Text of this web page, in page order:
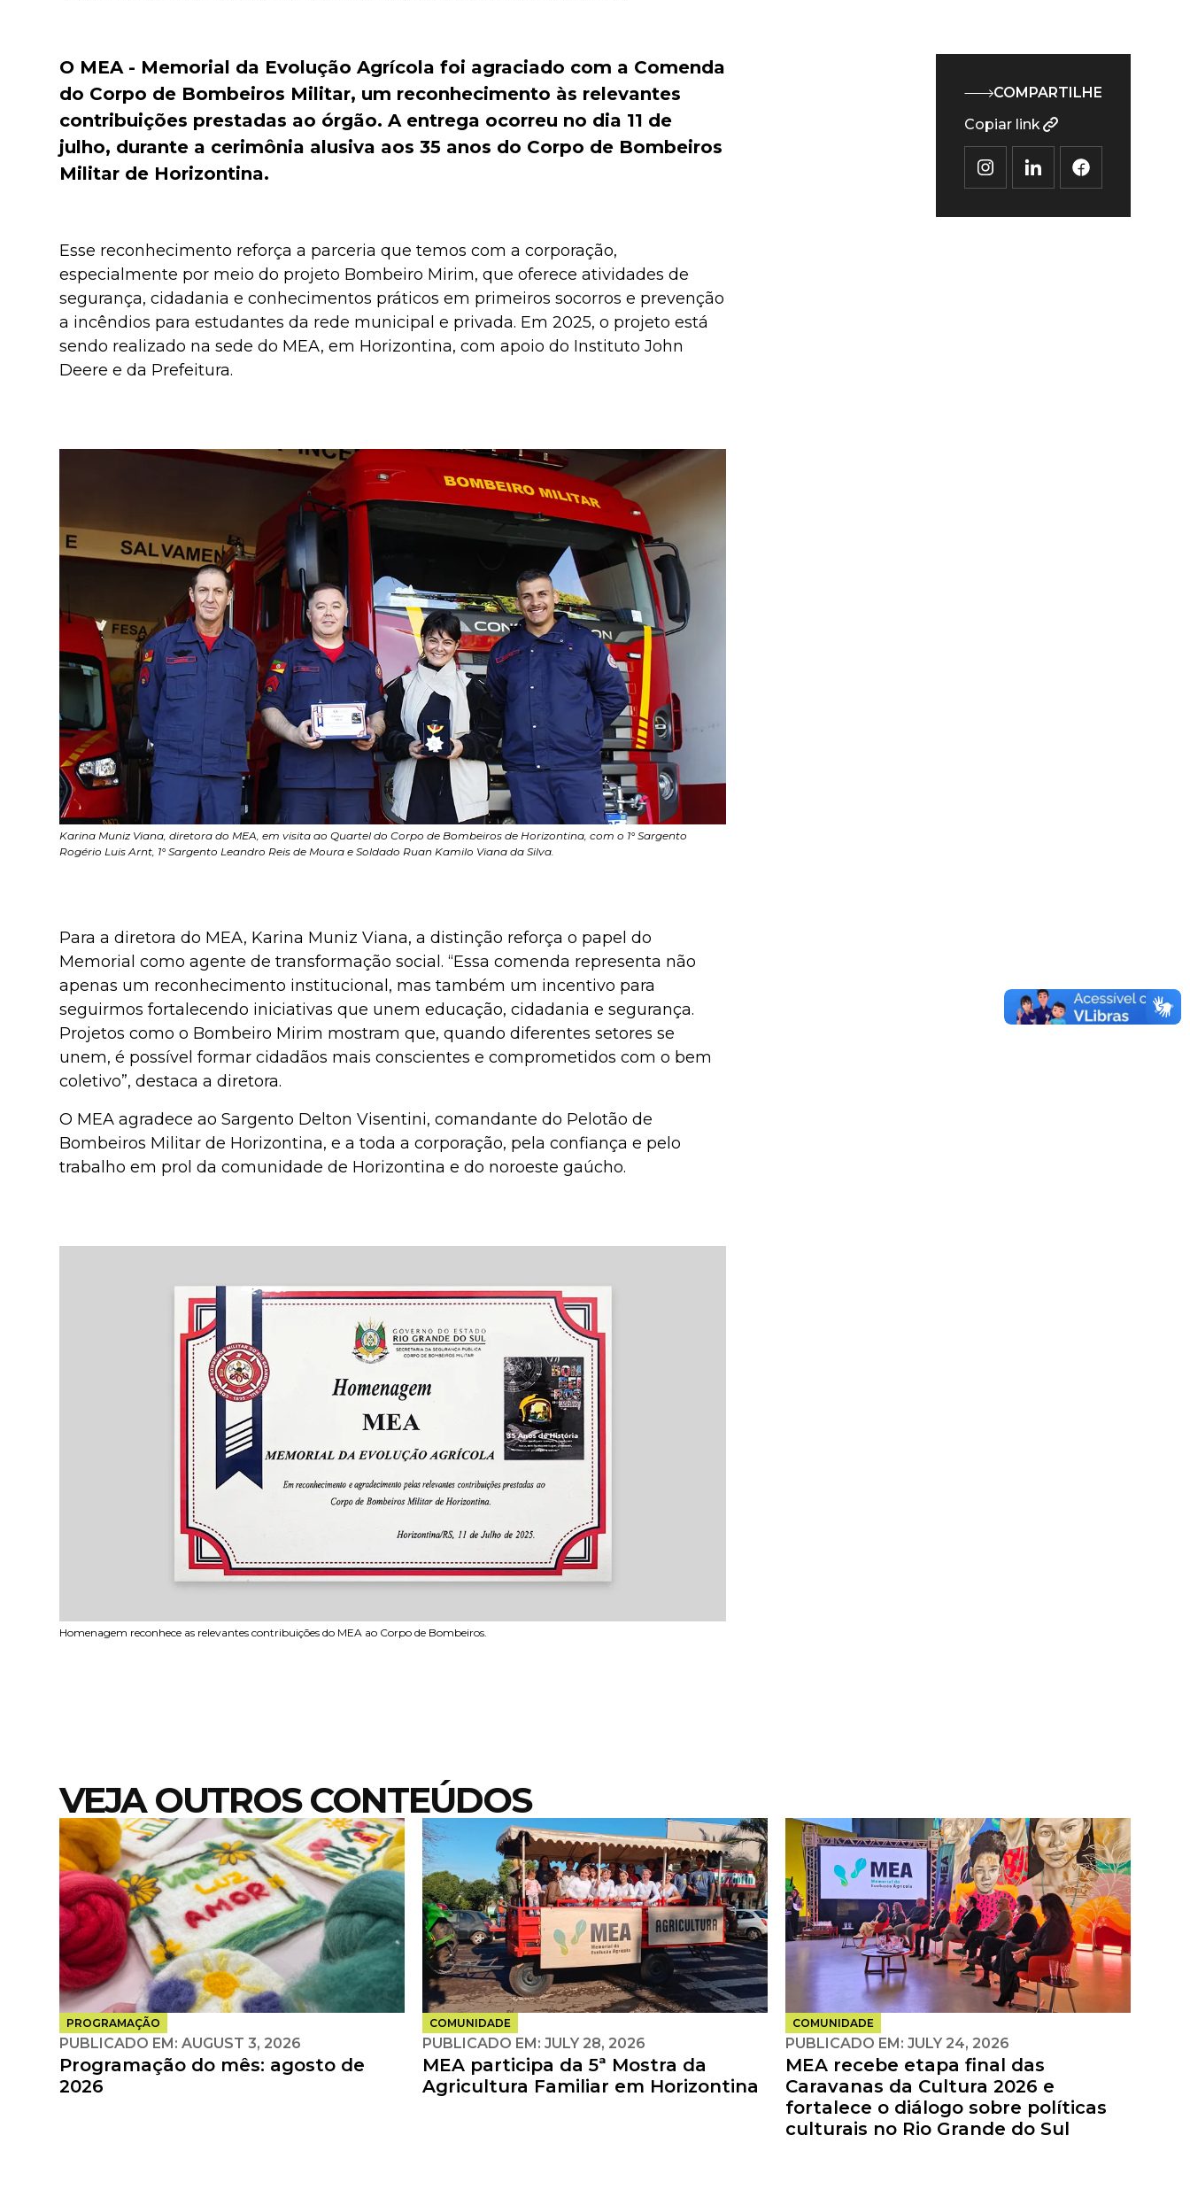
COMPARTILHE
Copiar link
O MEA - Memorial da Evolução Agrícola foi agraciado com a Comenda
do Corpo de Bombeiros Militar, um reconhecimento às relevantes
contribuições prestadas ao órgão. A entrega ocorreu no dia 11 de
julho, durante a cerimônia alusiva aos 35 anos do Corpo de Bombeiros
Militar de Horizontina.
Esse reconhecimento reforça a parceria que temos com a corporação,
especialmente por meio do projeto Bombeiro Mirim, que oferece atividades de
segurança, cidadania e conhecimentos práticos em primeiros socorros e prevenção
a incêndios para estudantes da rede municipal e privada. Em 2025, o projeto está
sendo realizado na sede do MEA, em Horizontina, com apoio do Instituto John
Deere e da Prefeitura.
Karina Muniz Viana, diretora do MEA, em visita ao Quartel do Corpo de Bombeiros de Horizontina, com o 1° Sargento
Rogério Luis Arnt, 1° Sargento Leandro Reis de Moura e Soldado Ruan Kamilo Viana da Silva.
Para a diretora do MEA, Karina Muniz Viana, a distinção reforça o papel do
Memorial como agente de transformação social. “Essa comenda representa não
apenas um reconhecimento institucional, mas também um incentivo para
seguirmos fortalecendo iniciativas que unem educação, cidadania e segurança.
Projetos como o Bombeiro Mirim mostram que, quando diferentes setores se
unem, é possível formar cidadãos mais conscientes e comprometidos com o bem
coletivo”, destaca a diretora.
O MEA agradece ao Sargento Delton Visentini, comandante do Pelotão de
Bombeiros Militar de Horizontina, e a toda a corporação, pela confiança e pelo
trabalho em prol da comunidade de Horizontina e do noroeste gaúcho.
Homenagem reconhece as relevantes contribuições do MEA ao Corpo de Bombeiros.
VEJA OUTROS CONTEÚDOS
PROGRAMAÇÃO
PUBLICADO EM:AUGUST 3, 2026
Programação do mês: agosto de
2026
COMUNIDADE
PUBLICADO EM:JULY 28, 2026
MEA participa da 5ª Mostra da
Agricultura Familiar em Horizontina
COMUNIDADE
PUBLICADO EM: JULY 24, 2026
MEA recebe etapa final das
Caravanas da Cultura 2026 e
fortalece o diálogo sobre políticas
culturais no Rio Grande do Sul